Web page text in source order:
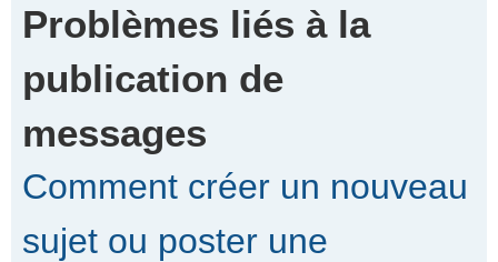
Problèmes liés à la
publication de
messages
Comment créer un nouveau
sujet ou poster une